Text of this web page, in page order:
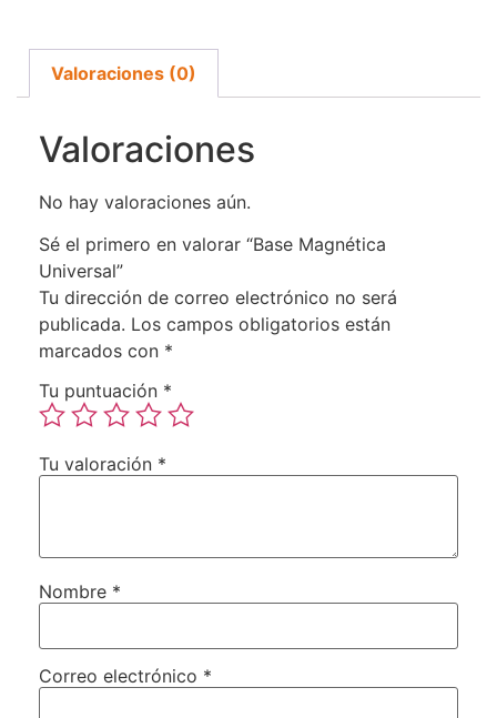
Valoraciones (0)
Valoraciones
No hay valoraciones aún.
Sé el primero en valorar “Base Magnética
Universal”
Tu dirección de correo electrónico no será
publicada. Los campos obligatorios están
marcados con *
Tu puntuación *
Tu valoración *
Nombre *
Correo electrónico *